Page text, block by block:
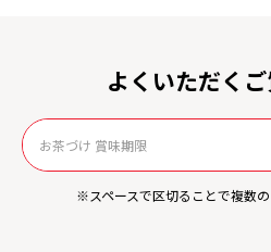
よくいただく
※スペースで区切ることで複数の